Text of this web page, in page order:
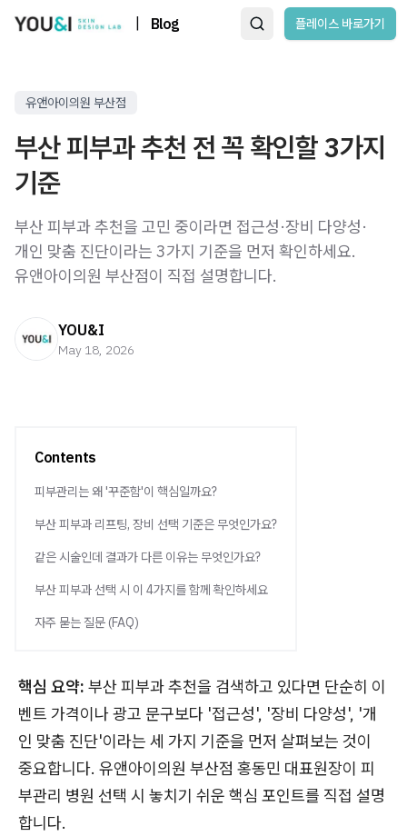
Blog 플레이스 바로가기
유앤아이의원 부산점
부산 피부과 추천 전 꼭 확인할 3가지
기준
부산 피부과 추천을 고민 중이라면 접근성·장비 다양성·
개인 맞춤 진단이라는 3가지 기준을 먼저 확인하세요.
유앤아이의원 부산점이 직접 설명합니다.
YOU&I
May 18, 2026
Contents
피부관리는 왜 '꾸준함'이 핵심일까요?
부산 피부과 리프팅, 장비 선택 기준은 무엇인가요?
같은 시술인데 결과가 다른 이유는 무엇인가요?
부산 피부과 선택 시 이 4가지를 함께 확인하세요
자주 묻는 질문 (FAQ)
핵심 요약: 부산 피부과 추천을 검색하고 있다면 단순히 이
벤트 가격이나 광고 문구보다 '접근성', '장비 다양성', '개
인 맞춤 진단'이라는 세 가지 기준을 먼저 살펴보는 것이
중요합니다. 유앤아이의원 부산점 홍동민 대표원장이 피
부관리 병원 선택 시 놓치기 쉬운 핵심 포인트를 직접 설명
합니다.